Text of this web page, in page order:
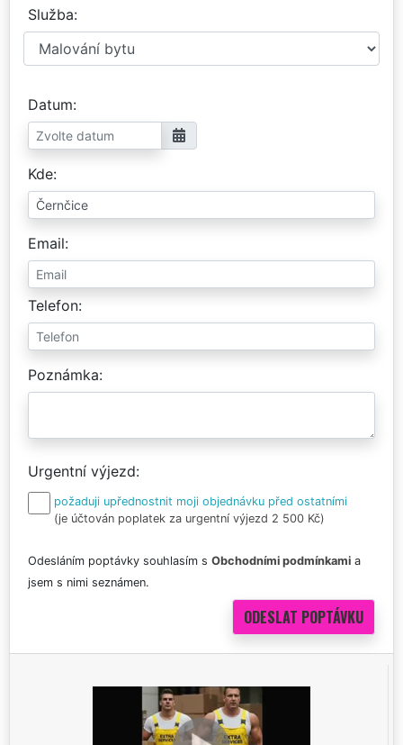
Služba
Datum
Kde
Email
Telefon
Poznámka
Urgentní výjezd
požaduji upřednostnit moji objednávku před ostatními
(je účtován poplatek za urgentní výjezd 2 500 Kč)
Odesláním poptávky souhlasím s Obchodními podmínkami a
jsem s nimi seznámen.